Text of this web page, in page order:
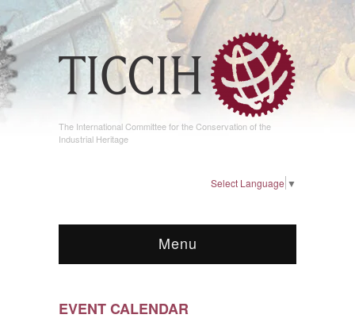
The International Committee for the Conservation of the
Industrial Heritage
Select Language ▼
Menu
EVENT CALENDAR